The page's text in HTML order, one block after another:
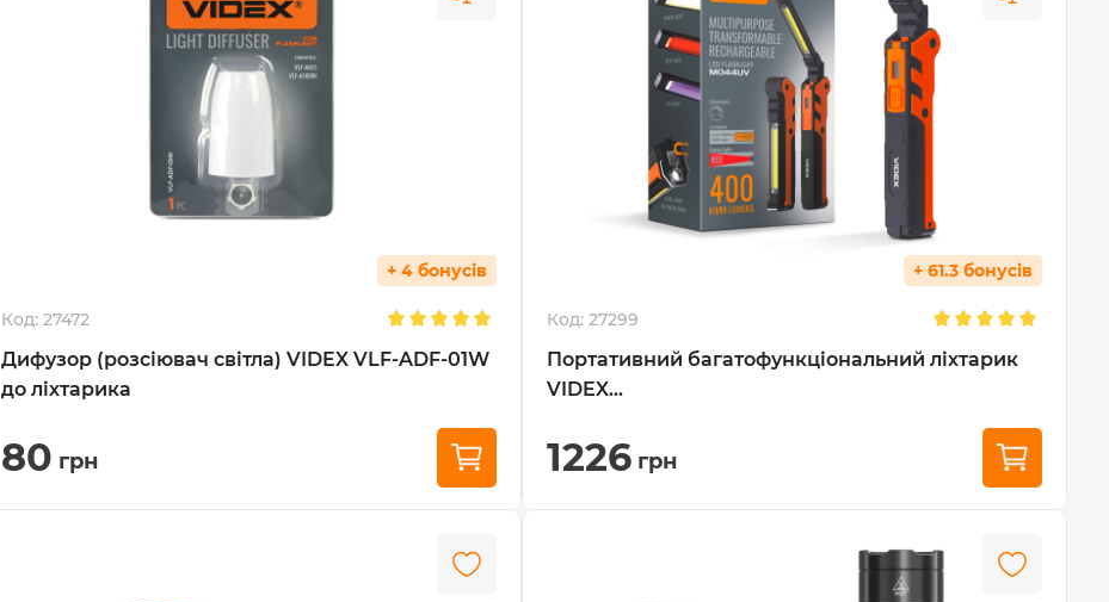
+ 4 бонусів
Код: 27472
Дифузор (розсіювач світла) VIDEX VLF-ADF-01W
до ліхтарика
80 грн
+ 61.3 бонусів
Код: 27299
Портативний багатофункціональний ліхтарик
VIDEX...
1226 грн